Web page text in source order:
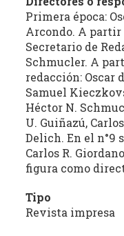
Primera época:
Arcondo. A partir
Secretario de
Schmucler. A
redacción: Oscar
Samuel
Héctor N.
U. Guiñazú,
Delich. En el n°9
Carlos R.
figura como
Tipo
Revista impresa